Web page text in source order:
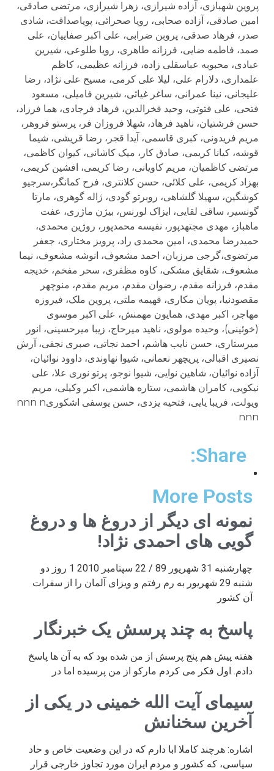
پروین شهبازی، آزاده شیرازی، زهرا شیرازی، مرتضی صادقی،
امین صادقی، آزاده صحابی، رویا صحرائی، پویاصداقت، شادی
صدر، فرهاد صدقی، پروبن ضرابی، علی اکبر صفاییان، علی
صمد، فاطمه ضایی، فرزانه طاهری، رویا طلوعی، شیرین
عبادی، محبوبه عباسقلی زاده، فرزانه عظیمی، کاظم
علمداری، دلارام علی، لیلا علی کرمی، مسیح علی نژاد، رضا
علیجانی، نینا عمرانی، ساغر غیاثی، شیرین فامیلی، مسعود
فتحی، علی فتوتی، وحید فخرالدین، فرهاد فرجادی، هما فرزاد،
حسن فرشتیان، ناهید فرهاد، شهلا فروزان فر، پرستو فروهر،
مریم فریدونی، كبری قاسمی، آیدا قجر، رضا قریشی، شیما
قوشه، كیانا كریمى، صادق کار، میک کاشانی، کیوان کاظمی،
مرتضی کاظمیان، مریم کاویانی، رضا کریمی، افشین کریمی،
بهزاد کریمی، علی کلائی، حسن کلانتری، فرح کمانگر،سرجیو
کوشگین، سهیلا گلشاهی، روبرتو گودی، ژاله گوهری، مارتا
گونسیر، ساقی لقایی، ایزاک لورنس، بیژن ماژری، عفت
ماهباز، مهدی مجتهدپور، نفیسه محمدپور، روژین محمدى،
حمیدرضا محمدی، امین محمدی راد، پرویز مختاری، جعفر
مرتضوی،گرجی مرزبان، احمد مشعوف، انوشه مشعوف، نیما
مشعوف، شقایق مشکی، کاوه مظفری، سحر مفخم، خدیجه
مقدم، فرزانه مقدم، رضوان مقدم، مریم مقدم، منوچهر
مقصودنیا، پویان مکاری، فهیمه ملتی، پروین ملک، فیروزه
مهاجر، اكبر مهدی، همایون مهمنش، علی اکبر موسوی
(خوئینی)، وحیده مولوی، ناهید میرحاج، زیبا میرحسینی، انور
میرستاری، حسن نایب هاشم، احمد نجاتی، صبری نجفی، آرش
نصیری اقبالی، پریچهر نعمانی، شیوا نهاوندى، داوود نوائیان،
آزاده نوائیان، شاهین نوایی، شیوا نوجو، پرتو نوری علا، علی
نیکویی، کامران هاشمی، ستاره هاشمی، اکبر وکیلی، مریم
ویولت، فریبا یایی، فتحیه یزدی، حسن یوسفی اشکوریnnn n
nnn
Share:
More Posts
نمونه ای دیگر از دروغ ها و دروغ
گویی های احمدی نژاد!
چهارشنبه 31 شهریور 89 / 22 سپتامبر 2010 1 روز دو
شنبه 29 شهریور به رم رفتم و ویزای آلمان را از سفرات
آن کشور
پاسخ به چند پرسش یک خبرنگار
هفته پیش هم پنج پرسش از من شده بود که به آن ها پاسخ
دادم. اول فکر می کردم مارکو از من پرسیده اما در
سیمای آیت الله خمینی در یکی از
آخرین سخنانش
اشاره: هرچند کاملا ابا دارم که در این وضعیت خاص و حاد
سیاسی، که کشور و مردم ایران مورد تجاوز خارجی قرار